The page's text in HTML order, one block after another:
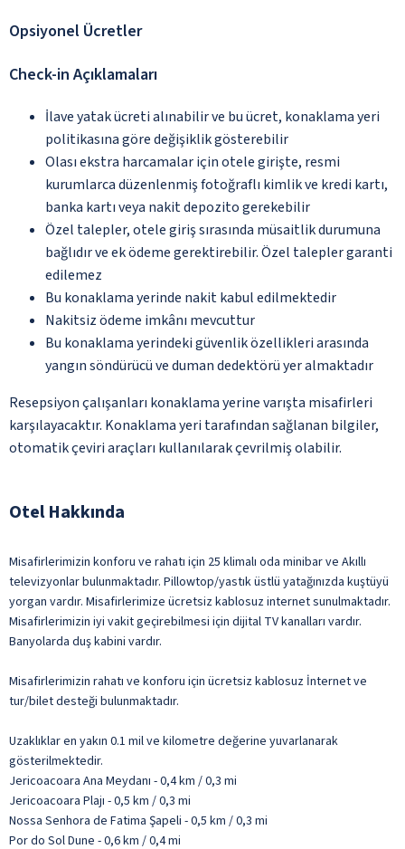
Opsiyonel Ücretler
Check-in Açıklamaları
İlave yatak ücreti alınabilir ve bu ücret, konaklama yeri
politikasına göre değişiklik gösterebilir
Olası ekstra harcamalar için otele girişte, resmi
kurumlarca düzenlenmiş fotoğraflı kimlik ve kredi kartı,
banka kartı veya nakit depozito gerekebilir
Özel talepler, otele giriş sırasında müsaitlik durumuna
bağlıdır ve ek ödeme gerektirebilir. Özel talepler garanti
edilemez
Bu konaklama yerinde nakit kabul edilmektedir
Nakitsiz ödeme imkânı mevcuttur
Bu konaklama yerindeki güvenlik özellikleri arasında
yangın söndürücü ve duman dedektörü yer almaktadır
Resepsiyon çalışanları konaklama yerine varışta misafirleri
karşılayacaktır. Konaklama yeri tarafından sağlanan bilgiler,
otomatik çeviri araçları kullanılarak çevrilmiş olabilir.
Otel Hakkında
Misafirlerimizin konforu ve rahatı için 25 klimalı oda minibar ve Akıllı
televizyonlar bulunmaktadır. Pillowtop/yastık üstlü yatağınızda kuştüyü
yorgan vardır. Misafirlerimize ücretsiz kablosuz internet sunulmaktadır.
Misafirlerimizin iyi vakit geçirebilmesi için dijital TV kanalları vardır.
Banyolarda duş kabini vardır.
Misafirlerimizin rahatı ve konforu için ücretsiz kablosuz İnternet ve
tur/bilet desteği bulunmaktadır.
Uzaklıklar en yakın 0.1 mil ve kilometre değerine yuvarlanarak
gösterilmektedir.
Jericoacoara Ana Meydanı - 0,4 km / 0,3 mi
Jericoacoara Plajı - 0,5 km / 0,3 mi
Nossa Senhora de Fatima Şapeli - 0,5 km / 0,3 mi
Por do Sol Dune - 0,6 km / 0,4 mi